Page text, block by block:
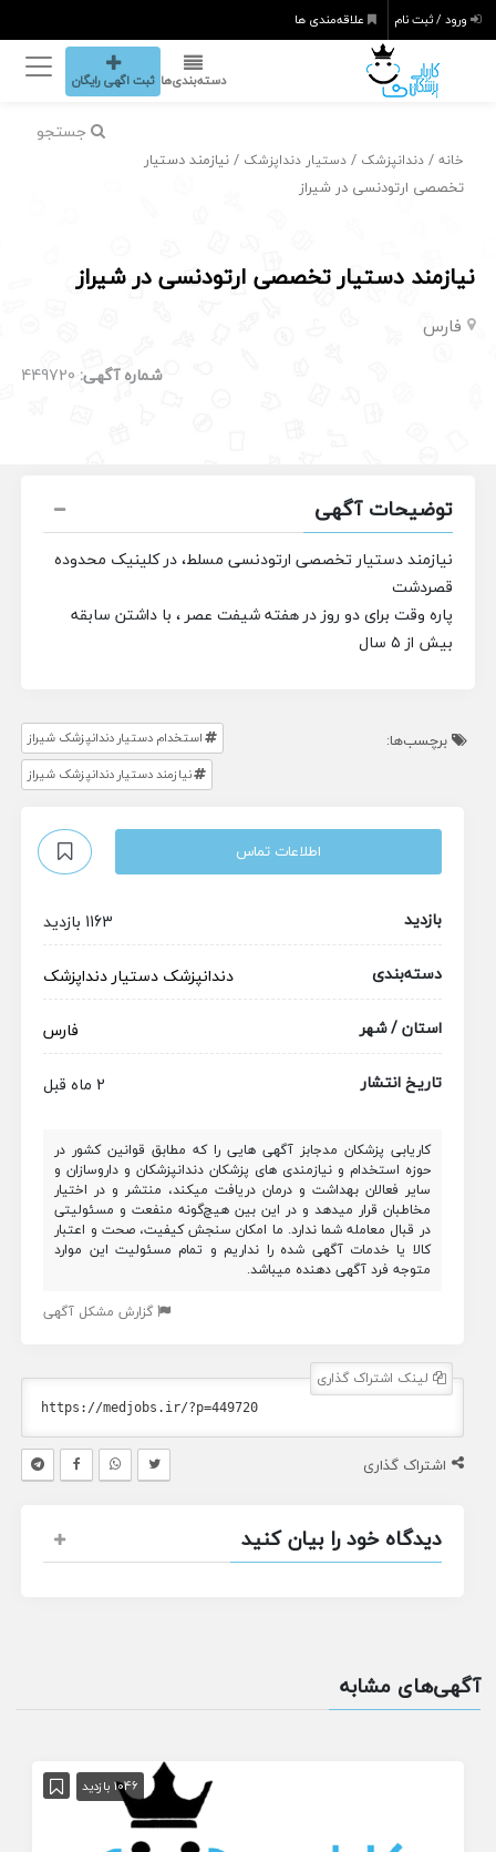
ورود / ثبت نام علاقه‌مندی ها
دسته‌بندی‌ها ثبت اگهی رایگان
جستجو
خانه /دندانپزشک /دستیار دنداپزشک / نیازمند دستیار
تخصصی ارتودنسی در شیراز
نیازمند دستیار تخصصی ارتودنسی در شیراز
فارس
شماره آگهی: 449720
توضیحات آگهی
نیازمند دستیار تخصصی ارتودنسی مسلط، در کلینیک محدوده
قصردشت
پاره وقت برای دو روز در هفته شیفت عصر ، با داشتن سابقه
بیش از ۵ سال
برچسب‌ها:
استخدام دستیار دندانپزشک شیراز
نیازمند دستیار دندانپزشک شیراز
اطلاعات تماس
بازدید
1163 بازدید
دسته‌بندی
دندانپزشک دستیار دنداپزشک
استان / شهر
فارس
تاریخ انتشار
2 ماه قبل
کاریابی پزشکان مدجابز آگهی هایی را که مطابق قوانین کشور در
حوزه استخدام و نیازمندی های پزشکان دندانپزشکان و داروسازان و
سایر فعالان بهداشت و درمان دریافت میکند، منتشر و در اختیار
مخاطبان قرار میدهد و در این بین هیچ‌گونه منفعت و مسئولیتی
در قبال معامله شما ندارد. ما امکان سنجش کیفیت، صحت و اعتبار
کالا یا خدمات آگهی شده را نداریم و تمام مسئولیت این موارد
متوجه فرد آگهی دهنده میباشد.
گزارش مشکل آگهی
لینک اشتراک گذاری
اشتراک گذاری
دیدگاه خود را بیان کنید
آگهی‌های مشابه
1046 بازدید